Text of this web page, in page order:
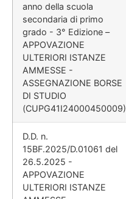
anno della scuola
secondaria di primo
grado - 3° Edizione –
APPOVAZIONE
ULTERIORI ISTANZE
AMMESSE -
ASSEGNAZIONE BORSE
DI STUDIO
(CUPG41I24000450009)
D.D. n.
15BF.2025/D.01061 del
26.5.2025 -
APPOVAZIONE
ULTERIORI ISTANZE